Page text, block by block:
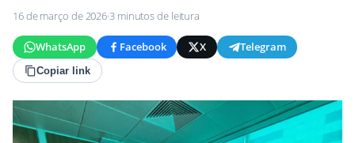
16 de março de 2026·3 minutos de leitura
WhatsApp Facebook X Telegram
Copiar link